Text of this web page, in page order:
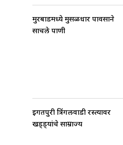
मुरबाडमध्ये मुसळधार पावसाने
साचले पाणी
इगतपुरी त्रिंगलवाडी रस्त्यावर
खड्ड्यांचे साम्राज्य